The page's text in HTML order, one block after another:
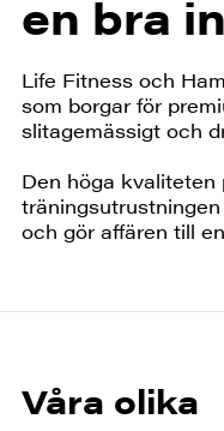
en bra
Life Fitness och
som borgar för
slitagemässigt och
Den höga
och gör affären till
Våra olika